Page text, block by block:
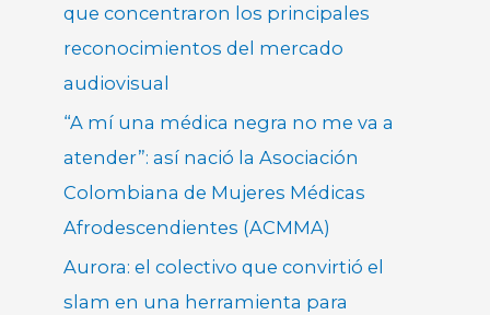
que concentraron los principales
reconocimientos del mercado
audiovisual
“A mí una médica negra no me va a
atender”: así nació la Asociación
Colombiana de Mujeres Médicas
Afrodescendientes (ACMMA)
Aurora: el colectivo que convirtió el
slam en una herramienta para